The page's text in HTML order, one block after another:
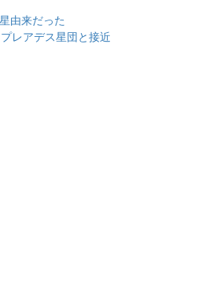
由来だった
レアデス星団と接近